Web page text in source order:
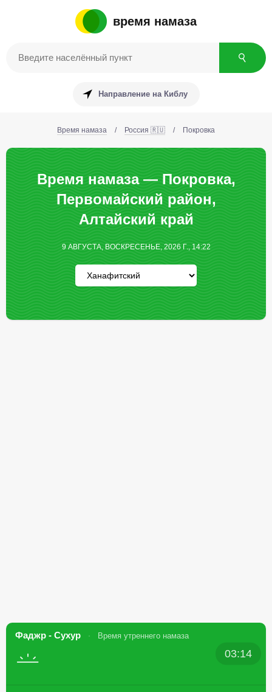
время намаза
Направление на Киблу
Время намаза / Россия 🇷🇺 / Покровка
Время намаза — Покровка,
Первомайский район,
Алтайский край
9 АВГУСТА, ВОСКРЕСЕНЬЕ, 2026 Г., 14:22
Фаджр - Сухур Время утреннего намаза
03:14